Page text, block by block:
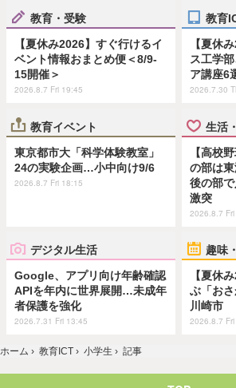
教育・受験
【夏休み2026】すぐ行けるイ
ベント情報おまとめ便＜8/9-
15開催＞
2026.8.7 Fri 19:45
教育
【夏休
ス工学
ア講座6
2026.7.30
教育イベント
東京都市大「科学体験教室」
24の実験企画…小中向け9/6
2026.8.7 Fri 18:15
生活
【高校
の部は
後の部
激突
2026.8.7
デジタル生活
Google、アプリ向け年齢確認
APIを年内に世界展開…未成年
者保護を強化
2026.7.31 Fri 13:45
趣味
【夏休
ぶ「お
川崎市
2026.8.7
ホーム › 教育ICT › 小学生 › 記事